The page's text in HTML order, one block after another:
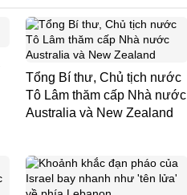
Tổng Bí thư, Chủ tịch nước
Tô Lâm thăm cấp Nhà nước
Australia và New Zealand